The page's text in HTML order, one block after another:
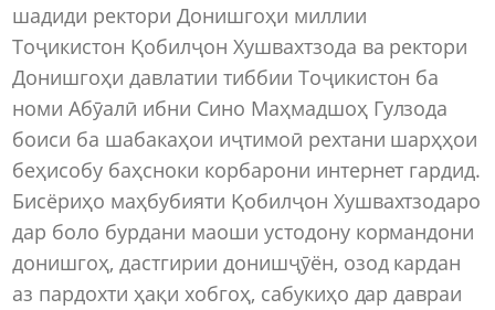
шадиди ректори Донишгоҳи миллии
Тоҷикистон Қобилҷон Хушвахтзода ва ректори
Донишгоҳи давлатии тиббии Тоҷикистон ба
номи Абӯалӣ ибни Сино Маҳмадшоҳ Гулзода
боиси ба шабакаҳои иҷтимоӣ рехтани шарҳҳои
беҳисобу баҳсноки корбарони интернет гардид.
Бисёриҳо маҳбубияти Қобилҷон Хушвахтзодаро
дар боло бурдани маоши устодону кормандони
донишгоҳ, дастгирии донишҷӯён, озод кардан
аз пардохти ҳақи хобгоҳ, сабукиҳо дар давраи